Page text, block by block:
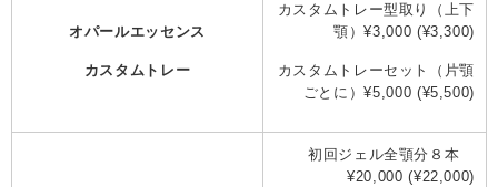
オパールエッセンス
カスタムトレー
カスタムトレー型取り（上下
顎）¥3,000 (¥3,300)
カスタムトレーセット（片顎
ごとに）¥5,000 (¥5,500)
初回ジェル全顎分８本
¥20,000 (¥22,000)